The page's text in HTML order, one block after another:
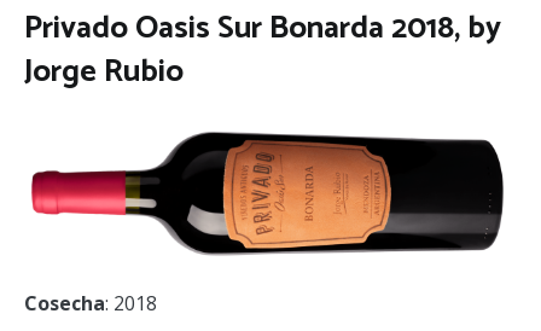
Privado Oasis Sur Bonarda2018, by
Jorge Rubio
Cosecha: 2018